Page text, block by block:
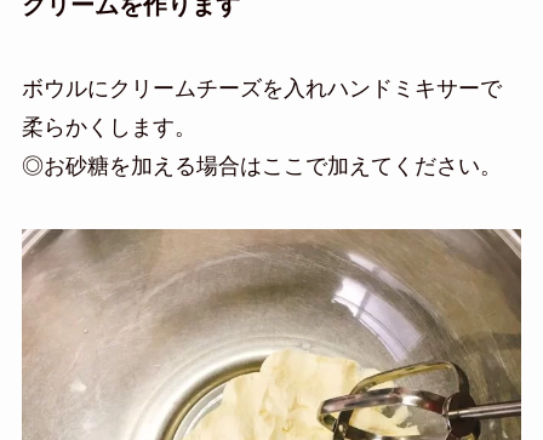
ボウルにクリームチーズを入れハンドミキサーで
柔らかくします。
◎お砂糖を加える場合はここで加えてください。